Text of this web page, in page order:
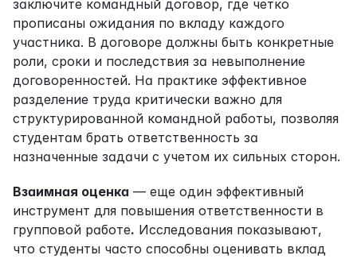
заключите командный договор, где четко
прописаны ожидания по вкладу каждого
участника. В договоре должны быть конкретные
роли, сроки и последствия за невыполнение
договоренностей. На практике эффективное
разделение труда критически важно для
структурированной командной работы, позволяя
студентам брать ответственность за
назначенные задачи с учетом их сильных сторон.
Взаимная оценка — еще один эффективный
инструмент для повышения ответственности в
групповой работе. Исследования показывают,
что студенты часто способны оценивать вклад